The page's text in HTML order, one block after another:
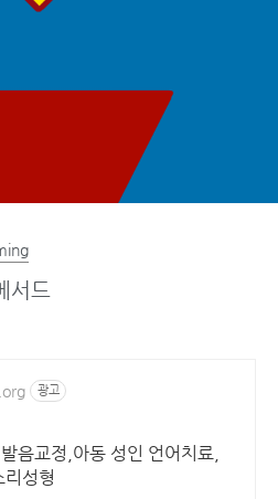
서드
광고
음교정,아동 성인 언어치료,
성형